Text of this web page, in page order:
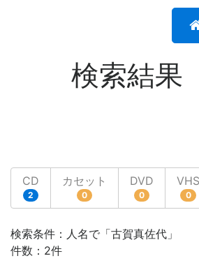
検索結果
CD
2
カセット
0
DVD
0
VHS
0
検索条件：人名で「古賀真佐代」
件数：2件